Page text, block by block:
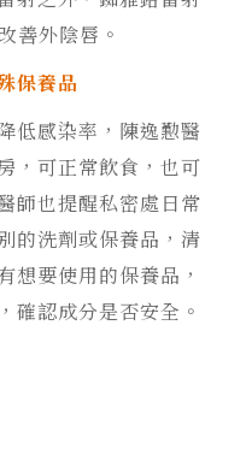
善外陰唇。
保養品
低感染率，陳逸懃醫
，可正常飲食，也可
師也提醒私密處日常
的洗劑或保養品，清
想要使用的保養品，
確認成分是否安全。